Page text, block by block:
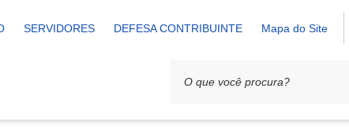
SERVIDORES DEFESA CONTRIBUINTE Mapa do Site